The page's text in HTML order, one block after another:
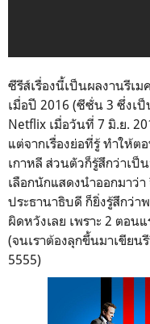
ซีรีส์เรื่องนี้เป็นผลงานรีเ
เมื่อปี 2016 (ซีซั่น 3 ซึ่งเ
Netflix เมื่อวันที่ 7 มิ.ย.
แต่จากเรื่องย่อที่รู้ ทำให้ต
เกาหลี ส่วนตัวก็รู้สึกว่าเป็
เลือกนักแสดงนำออกมาว่
ประธานาธิบดี ก็ยิ่งรู้สึกว่า
ผิดหวังเลย เพราะ 2 ตอน
(จนเราต้องลุกขึ้นมาเขียน
5555)